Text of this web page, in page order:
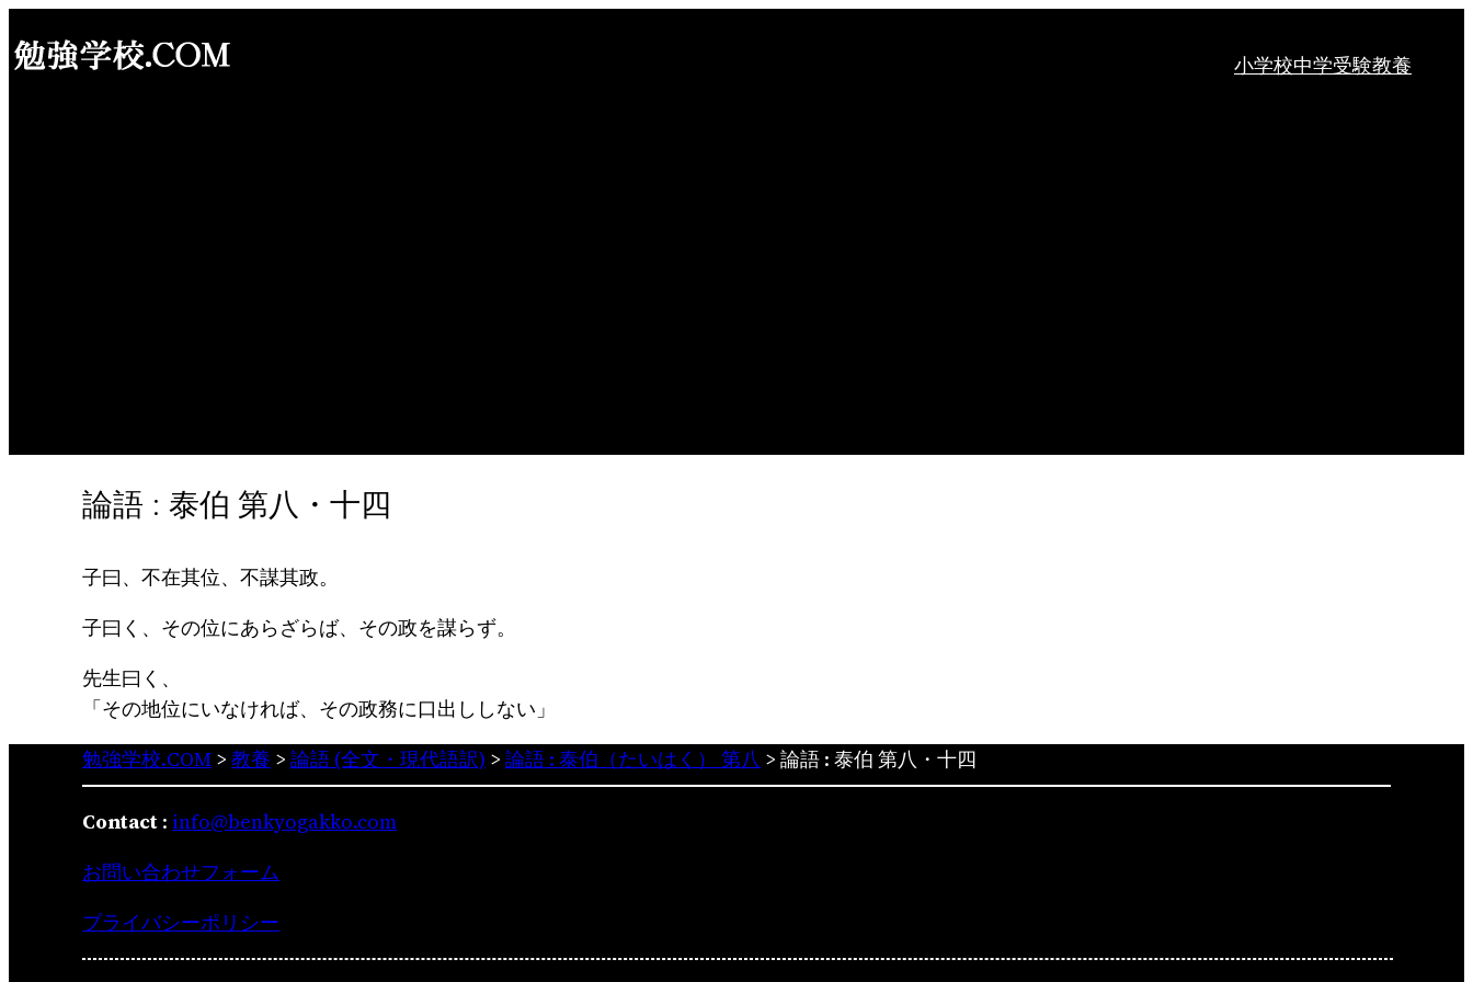
容
小学校中学受験教養
論語 : 泰伯 第八・十四
子曰、不在其位、不謀其政。
子曰く、その位にあらざらば、その政を謀らず。
先生曰く、
「その地位にいなければ、その政務に口出ししない」
勉強学校.COM >教養 >論語 (全文・現代語訳) >論語 : 泰伯（たいはく） 第八 >論語 : 泰伯 第八・十四
Contact : info@benkyogakko.com
お問い合わせフォーム
プライバシーポリシー